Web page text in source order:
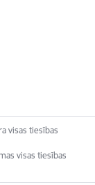
visas tiesības
visas tiesības